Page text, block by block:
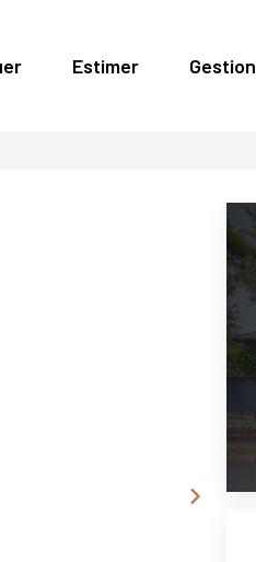
Estimer Gestion